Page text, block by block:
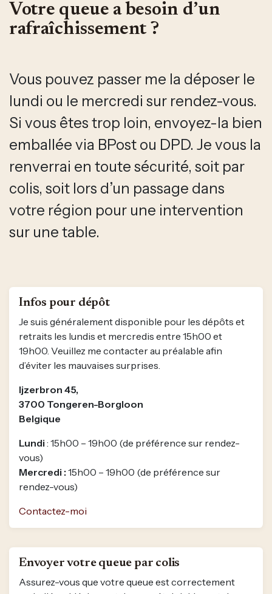
Votre queue a besoin d’un
rafraîchissement ?
Vous pouvez passer me la déposer le
lundi ou le mercredi sur rendez-vous.
Si vous êtes trop loin, envoyez-la bien
emballée via BPost ou DPD. Je vous la
renverrai en toute sécurité, soit par
colis, soit lors d’un passage dans
votre région pour une intervention
sur une table.
Infos pour dépôt
Je suis généralement disponible pour les dépôts et
retraits les lundis et mercredis entre 15h00 et
19h00. Veuillez me contacter au préalable afin
d’éviter les mauvaises surprises.
Ijzerbron 45,
3700 Tongeren-Borgloon
Belgique
Lundi : 15h00 – 19h00 (de préférence sur rendez-
vous)
Mercredi : 15h00 – 19h00 (de préférence sur
rendez-vous)
Contactez-moi
Envoyer votre queue par colis
Assurez-vous que votre queue est correctement